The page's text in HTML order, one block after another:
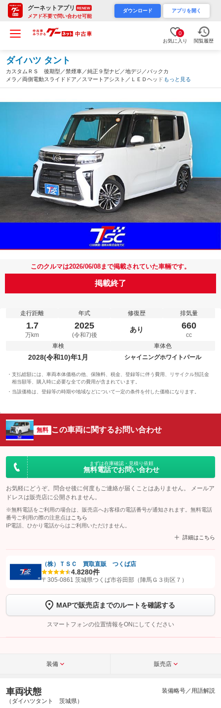
グーネットアプリ RENEW
メアド不要で問い合わせ可能
ダウンロード アプリを開く
0
お気に入り 閲覧履歴
ダイハツ タント
カスタムＲＳ 後期型／禁煙車／純正９型ナビ／地デジ／バックカ
メラ／両側電動スライドドア／スマートアシスト／ＬＥＤヘッドラ
イト／ハーフレザーシート／シートヒーター／ＥＴＣ／プッシュス
もっと見る
このクルマは2026/06/08まで掲載されていた車輛です。
掲載終了
走行距離
1.7
万km
年式
2025
(令和7)後
修復歴
あり
排気量
660
cc
車検
2028(令和10)年1月
車体色
シャイニングホワイトパール
支払総額には、車両本体価格の他、保険料、税金、登録等に伴う費用、リサイクル預託金
相当額等、購入時に必要な全ての費用が含まれています。
当該価格は、登録等の時期や地域などについて一定の条件を付した価格になります。
無料 この車両に関するお問い合わせ
まずは在庫確認・見積り依頼
無料電話でお問い合わせ
お気軽にどうぞ。問合せ後に何度もご連絡が届くことはありません。 メールア
ドレスは販売店に公開されません。
※無料電話をご利用の場合は、販売店へお客様の電話番号が通知されます。無料電話
番号ご利用の際の注意点は こちら
IP電話、ひかり電話からはご利用いただけません。
詳細はこちら
【STEP1】
認証画面でグーネットを友だち追加してから「許可する」ボタンを押
トーク画面で
ボタンをタップして問い合わせを
完了してください。
こちら
（株）ＴＳＣ 買取直販 つくば店
4.8280件
〒305-0861 茨城県つくば市谷田部（陣馬Ｇ３街区７）
MAPで販売店までのルートを確認する
スマートフォンの位置情報をONにしてください
装備 販売店
車両状態
（ダイハツタント 茨城県）
装備略号／用語解説